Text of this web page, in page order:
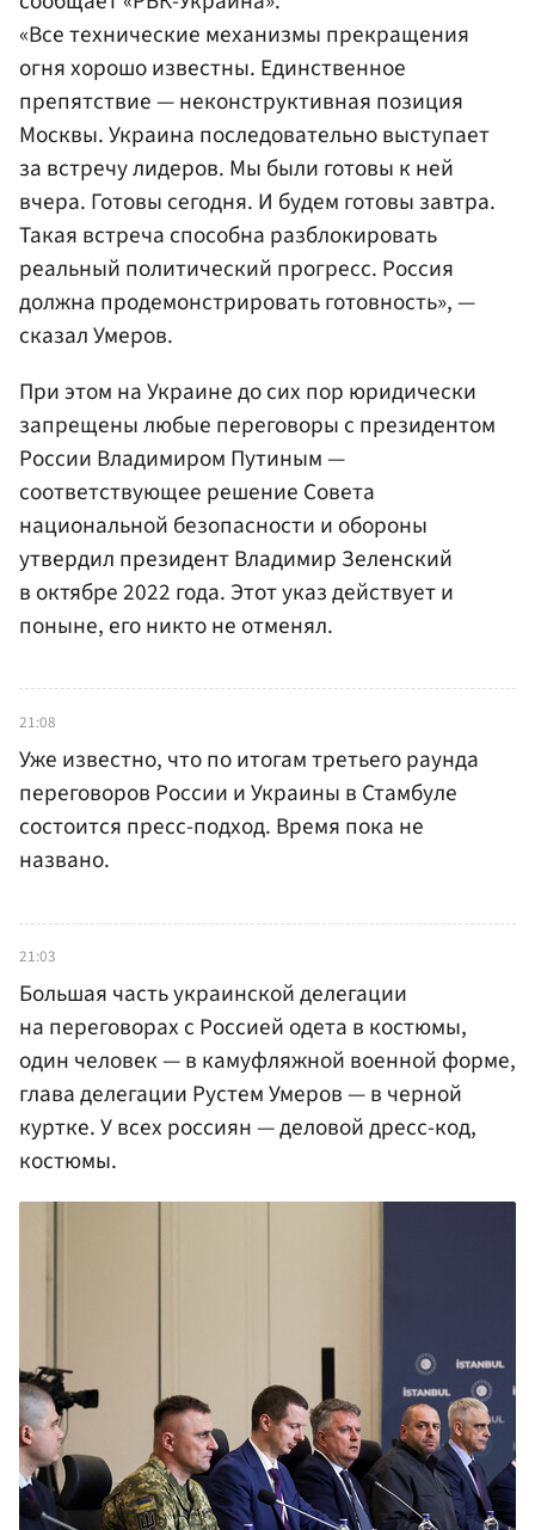
«Все технические механизмы прекращения
огня хорошо известны. Единственное
препятствие — неконструктивная позиция
Москвы. Украина последовательно выступает
за встречу лидеров. Мы были готовы к ней
вчера. Готовы сегодня. И будем готовы завтра.
Такая встреча способна разблокировать
реальный политический прогресс. Россия
должна продемонстрировать готовность», —
сказал Умеров.
При этом на Украине до сих пор юридически
запрещены любые переговоры с президентом
России Владимиром Путиным —
соответствующее решение Совета
национальной безопасности и обороны
утвердил президент Владимир Зеленский
в октябре 2022 года. Этот указ действует и
поныне, его никто не отменял.
21:08
Уже известно, что по итогам третьего раунда
переговоров России и Украины в Стамбуле
состоится пресс-подход. Время пока не
названо.
21:03
Большая часть украинской делегации
на переговорах с Россией одета в костюмы,
один человек — в камуфляжной военной форме,
глава делегации Рустем Умеров — в черной
куртке. У всех россиян — деловой дресс-код,
костюмы.